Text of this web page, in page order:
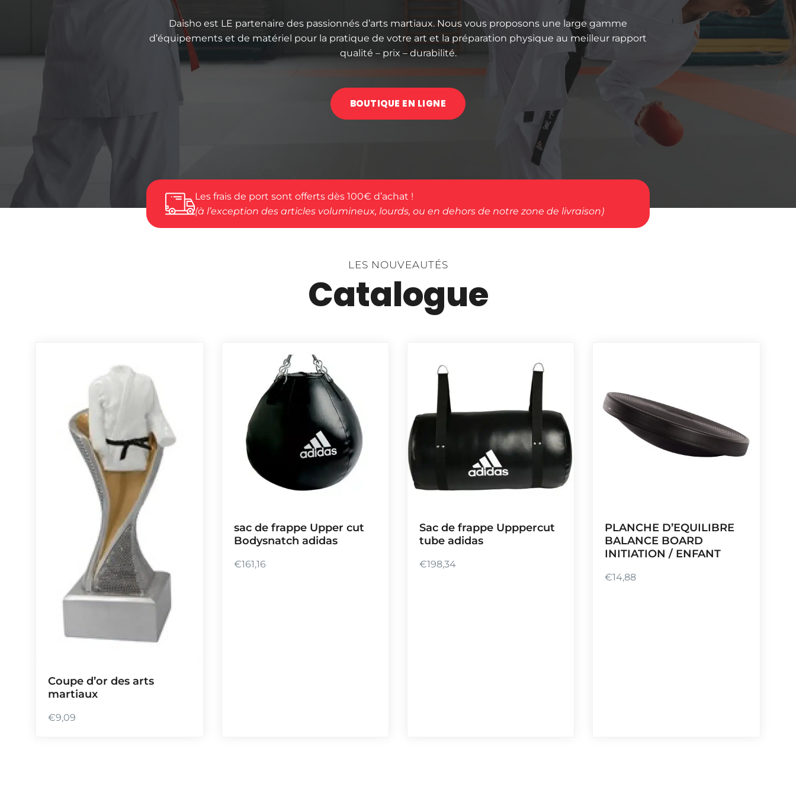
Daisho est LE partenaire des passionnés d’arts martiaux. Nous vous proposons une large gamme
d’équipements et de matériel pour la pratique de votre art et la préparation physique au meilleur rapport
qualité – prix – durabilité.
BOUTIQUE EN LIGNE
Les frais de port sont offerts dès 100€ d’achat !
(à l’exception des articles volumineux, lourds, ou en dehors de notre zone de livraison)
LES NOUVEAUTÉS
Catalogue
Coupe d’or des arts
martiaux
€9,09
sac de frappe Upper cut
Bodysnatch adidas
€161,16
Sac de frappe Upppercut
tube adidas
€198,34
PLANCHE D’EQUILIBRE
BALANCE BOARD
INITIATION / ENFANT
€14,88